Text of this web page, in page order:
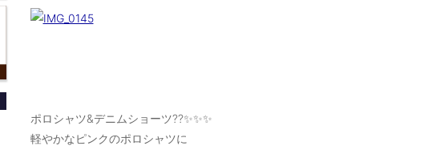
ポロシャツ&デニムショーツ??✨✨✨
軽やかなピンクのポロシャツに